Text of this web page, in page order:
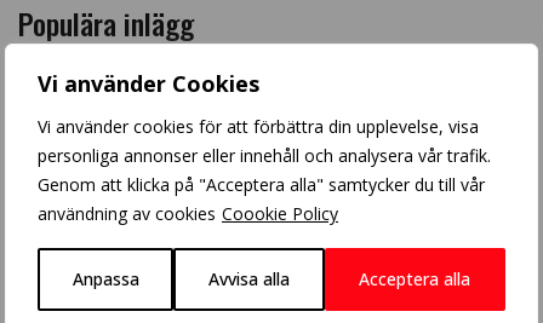
Vi använder Cookies
Vi använder cookies för att förbättra din upplevelse, visa
personliga annonser eller innehåll och analysera vår trafik.
Genom att klicka på "Acceptera alla" samtycker du till vår
användning av cookies Coookie Policy
Anpassa Avvisa alla Acceptera alla
Populära inlägg
Blonde balayage
Crazy Color
Balayage